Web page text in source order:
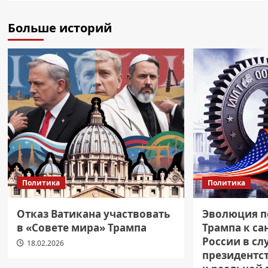
Больше историй
Политика
Отказ Ватикана участвовать
в «Совете мира» Трампа
18.02.2026
Политика
Эволюция
Трампа к
России в